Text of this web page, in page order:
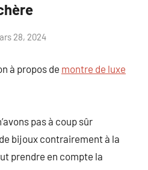
28, 2024
à propos de montre de luxe
pas à coup sûr
bijoux contrairement à la
prendre en compte la